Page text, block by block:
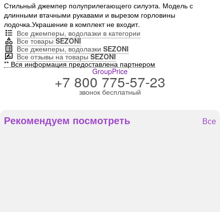
Стильный джемпер полуприлегающего силуэта. Модель с
длинными втачными рукавами и вырезом горловины
лодочка.Украшение в комплект не входит.
Все джемперы, водолазки в категории
Все товарыSEZONI
Все джемперы, водолазки SEZONI
Все отзывы на товарыSEZONI
** Вся информация предоставлена партнером
GroupPrice
+7 800 775-57-23
звонок бесплатный
Рекомендуем посмотреть Все